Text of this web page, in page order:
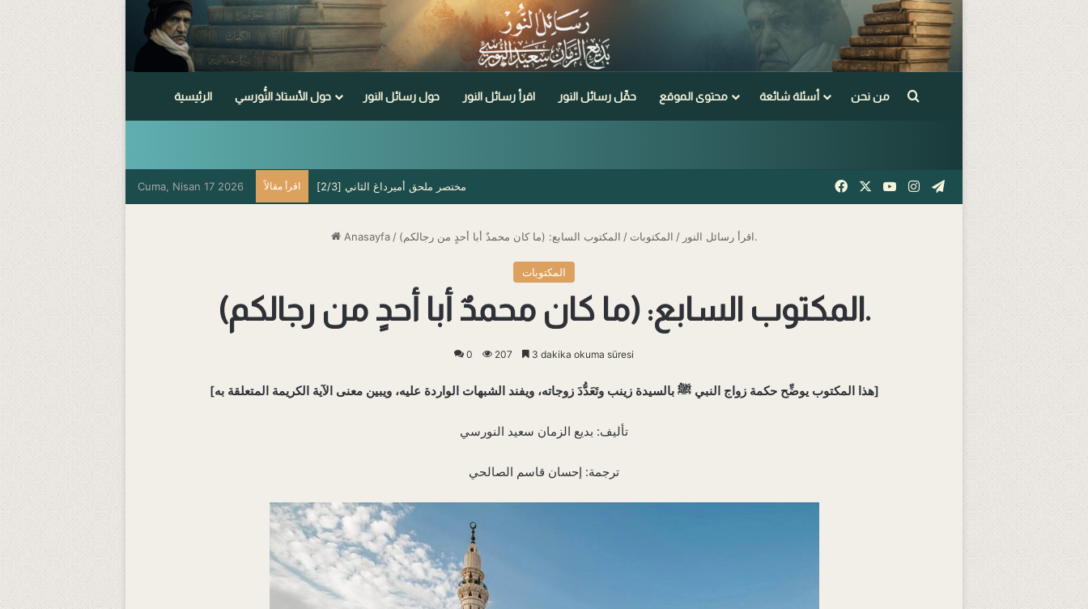
الرئيسية حول الأستاذ النُّورسي حول رسائل النور اقرأ رسائل النور حمِّل رسائل النور محتوى الموقع أسئلة شائعة من نحن Arama yap ...
Cuma, Nisan 17 2026 اقرأ مقالاً مختصر ملحق أميرداغ الثاني [2/3] FacebookYouTubeInstagramTelegram
Anasayfa / اقرأ رسائل النور / المكتوبات / المكتوب السابع: (ما كان محمدٌ أبا أحدٍ من رجالكم).
المكتوبات
المكتوب السابع: (ما كان محمدٌ أبا أحدٍ من رجالكم).
0 207 3 dakika okuma süresi
[هذا المكتوب يوضِّح حكمة زواج النبي ﷺ بالسيدة زينب وتَعَدُّدَ زوجاته، ويفند الشبهات الواردة عليه، ويبين معنى الآية الكريمة المتعلقة به]
تأليف: بديع الزمان سعيد النورسي
ترجمة: إحسان قاسم الصالحي